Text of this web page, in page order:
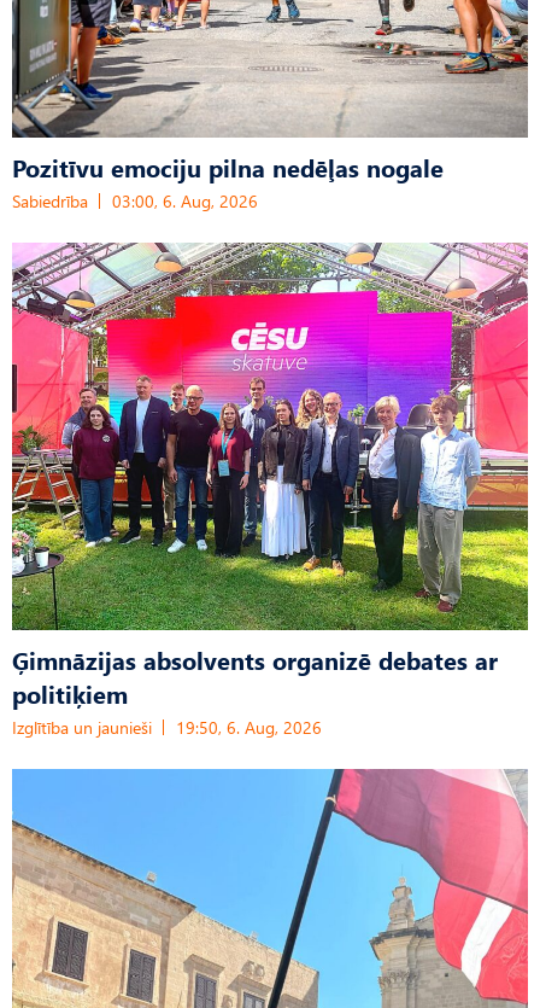
Pozitīvu emociju pilna nedēļas nogale
Sabiedrība 03:00, 6. Aug, 2026
Ģimnāzijas absolvents organizē debates ar
politiķiem
Izglītība un jaunieši 19:50, 6. Aug, 2026